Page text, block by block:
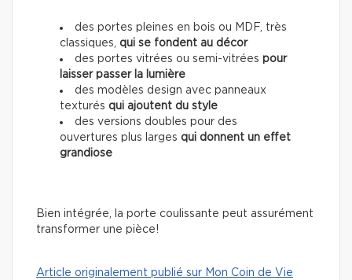
des portes pleines en bois ou MDF, très
classiques, qui se fondent au décor
des portes vitrées ou semi-vitrées pour
laisser passer la lumière
des modèles design avec panneaux
texturés qui ajoutent du style
des versions doubles pour des
ouvertures plus larges qui donnent un effet
grandiose
Bien intégrée, la porte coulissante peut assurément
transformer une pièce!
Article originalement publié sur Mon Coin de Vie